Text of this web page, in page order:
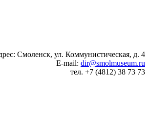
Смоленск, ул. Коммунистическая, д. 4
E-mail: dir@smolmuseum.ru
тел. +7 (4812) 38 73 73